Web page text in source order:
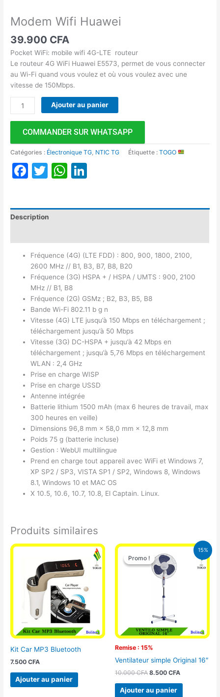
Modem Wifi Huawei
39.900 CFA
Pocket WiFi: mobile wifi 4G-LTE routeur
Le routeur 4G WiFi Huawei E5573, permet de vous connecter
au Wi-Fi quand vous voulez et où vous voulez avec une
vitesse de 150Mbps.
Ajouter au panier
COMMANDER SUR WHATSAPP
Catégories : Électronique TG, NTIC TG Étiquette :TOGO
Facebook
TwitterWhatsApp
Description
Fréquence (4G) (LTE FDD) : 800, 900, 1800, 2100,
2600 MHz // B1, B3, B7, B8, B20
Fréquence (3G) HSPA + / HSPA / UMTS : 900, 2100
MHz // B1, B8
Fréquence (2G) GSMz ; B2, B3, B5, B8
Bande Wi-Fi 802.11 b g n
Vitesse (4G) LTE jusqu’à 150 Mbps en téléchargement ;
téléchargement jusqu’à 50 Mbps
Vitesse (3G) DC-HSPA + jusqu’à 42 Mbps en
téléchargement ; jusqu’à 5,76 Mbps en téléchargement
WLAN : 2,4 GHz
Prise en charge WISP
Prise en charge USSD
Antenne intégrée
Batterie lithium 1500 mAh (max 6 heures de travail, max
300 heures en veille)
Dimensions 96,8 mm × 58,0 mm × 12,8 mm
Poids 75 g (batterie incluse)
Gestion : WebUI multilingue
Prend en charge tout appareil avec WiFi et Windows 7,
XP SP2 / SP3, VISTA SP1 / SP2, Windows 8, Windows
8.1, Windows 10 et MAC OS
X 10.5, 10.6, 10.7, 10.8, El Captain. Linux.
Produits similaires
Kit Car MP3 Bluetooth
7.500CFA
Ajouter au panier
15%
Promo !
Remise : 15%
Promo !
Ventilateur simple Original 16″
10.000CFA
Le
prix
initial
était :
10.000 CFA.
8.500 CFA
Le
Ajouter au panier